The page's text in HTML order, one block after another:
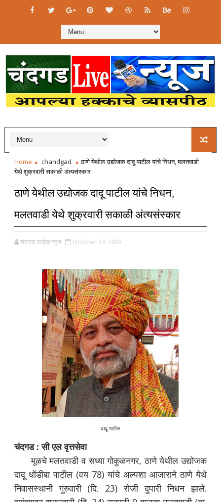
Home chandgad
ठाणे येथील उद्योजक दादू पाटील यांचे निधन, मलतवाडी
येथे शुक्रवारी सकाळी अंत्यसंस्कार
ठाणे येथील उद्योजक दादू पाटील यांचे निधन,
मलतवाडी येथे शुक्रवारी सकाळी अंत्यसंस्कार
चंदगड लाईव्ह न्युज October 23, 2025
दादू पाटील
चंदगड : सी एल वृत्तसेवा
मूळचे मलतवाडी व सध्या गोकुळनगर, ठाणे येथील उद्योजक
दादू धोंडीबा पाटील (वय 78) यांचे अल्पशा आजाराने ठाणे येथे
निवासस्थानी गुरुवारी (दि. 23) रोजी दुपारी निधन झाले.